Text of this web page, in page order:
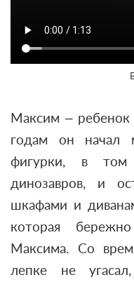
Максим –
годам он начал
фигурки, в
динозавров, и
шкафами и
которая
Максима. Со
лепке не